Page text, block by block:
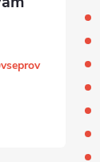
vseprov